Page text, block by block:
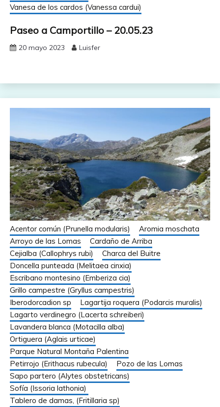
Vanesa de los cardos (Vanessa cardui)
Paseo a Camportillo – 20.05.23
20 mayo 2023 Luisfer
Acentor común (Prunella modularis)
Aromia moschata
Arroyo de las Lomas
Cardaño de Arriba
Cejialba (Callophrys rubi)
Charca del Buitre
Doncella punteada (Melitaea cinxia)
Escribano montesino (Emberiza cia)
Grillo campestre (Gryllus campestris)
Iberodorcadion sp
Lagartija roquera (Podarcis muralis)
Lagarto verdinegro (Lacerta schreiberi)
Lavandera blanca (Motacilla alba)
Ortiguera (Aglais urticae)
Parque Natural Montaña Palentina
Petirrojo (Erithacus rubecula)
Pozo de las Lomas
Sapo partero (Alytes obstetricans)
Sofía (Issoria lathonia)
Tablero de damas, (Fritillaria sp)